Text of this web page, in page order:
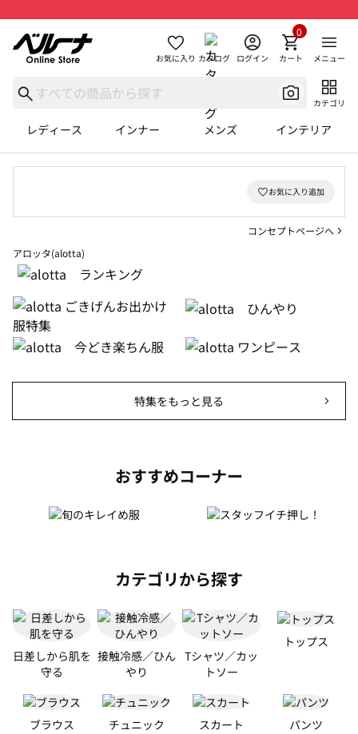
お気に入り カタログ ログイン カート
0
メニュー
カテゴリ
レディース インナー メンズ インテリア
コンセプトページへ
アロッタ(alotta)
特集をもっと見る
おすすめコーナー
カテゴリから探す
日差しから肌を
守る
接触冷感／ひん
やり
Tシャツ／カッ
トソー
トップス
ブラウス チュニック スカート パンツ